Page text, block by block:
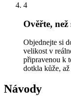
4
Ověřte, než
Objednejte si
velikost v
připravenou k
dotkla kůže,
Návody